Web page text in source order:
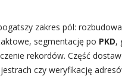
zakres pól:
segmentację po PKD,
rekordów. Część
czy weryfikację